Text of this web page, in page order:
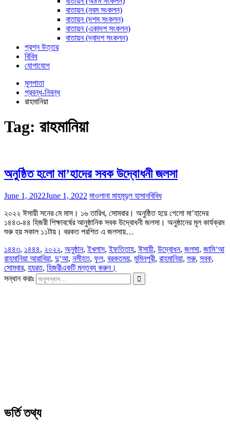
বাতায়ন (নবম সংকলন)
বাতায়ন (দশম সংকলন)
বাতায়ন (একাদশ সংকলন)
বাতায়ন (দ্বাদশ সংকলন)
প্রশ্ন উত্তর
বিবিধ
যোগাযোগ
মূলপাতা
প্রবন্ধ-নিবন্ধ
রাহমানিয়া
Tag: রাহমানিয়া
অনুষ্ঠিত হলো মা’হাদের সবক উদ্বোধনী জলসা
June 1, 2022June 1, 2022 মাওলানা মাহমূদুল হাসানবিবিধ
২০২২ ঈসায়ী সনের মে মাস। ১৬ তারিখ, সোমবার। অনুষ্ঠিত হয়ে গেলো মা’হাদের
১৪৪৩-৪৪ হিজরী শিক্ষাবর্ষের আনুষ্ঠানিক সবক উদ্বোধনী জলসা। অনুষ্ঠানের মূল কার্যক্রম
শুরু হয় সকাল ১১টায়। বরকত পরশিত এ জলসায়…
১৪৪৩, ১৪৪৪, ২০২২, অনুষ্ঠান,ইখলাস,ইফতিতাহ, ঈসায়ী, উদ্বোধন, জলসা, জামি‘আ
রাহমানিয়া আরাবিয়া, দু‘আ, নসীহত, ফুল, বরকতময়, মুমিনপুরী, রাহমানিয়া,শুরু, সবক,
সোমবার, হযরত, হিজরীএকটি মন্তব্য করুন।
সন্ধান করাঃ
ভর্তি তথ্য